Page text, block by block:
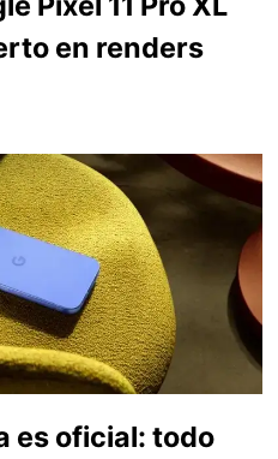
en renders
es oficial: todo